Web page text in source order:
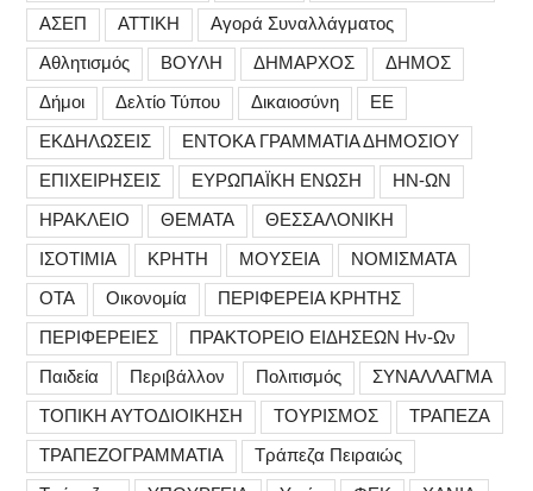
ΑΣΕΠ
ΑΤΤΙΚΗ
Αγορά Συναλλάγματος
Αθλητισμός
ΒΟΥΛΗ ΔΗΜΑΡΧΟΣ
ΔΗΜΟΣ
Δήμοι
Δελτίο Τύπου Δικαιοσύνη
ΕΕ
ΕΚΔΗΛΩΣΕΙΣ
ΕΝΤΟΚΑ ΓΡΑΜΜΑΤΙΑ ΔΗΜΟΣΙΟΥ
ΕΠΙΧΕΙΡΗΣΕΙΣ
ΕΥΡΩΠΑΪΚΗ ΕΝΩΣΗ
ΗΝ-ΩΝ
ΗΡΑΚΛΕΙΟ
ΘΕΜΑΤΑ
ΘΕΣΣΑΛΟΝΙΚΗ
ΙΣΟΤΙΜΙΑ
ΚΡΗΤΗ ΜΟΥΣΕΙΑ
ΝΟΜΙΣΜΑΤΑ
ΟΤΑ
Οικονομία
ΠΕΡΙΦΕΡΕΙΑ ΚΡΗΤΗΣ
ΠΕΡΙΦΕΡΕΙΕΣ
ΠΡΑΚΤΟΡΕΙΟ ΕΙΔΗΣΕΩΝ Ην-Ων
Παιδεία
Περιβάλλον Πολιτισμός
ΣΥΝΑΛΛΑΓΜΑ
ΤΟΠΙΚΗ ΑΥΤΟΔΙΟΙΚΗΣΗ
ΤΟΥΡΙΣΜΟΣ
ΤΡΑΠΕΖΑ
ΤΡΑΠΕΖΟΓΡΑΜΜΑΤΙΑ
Τράπεζα Πειραιώς